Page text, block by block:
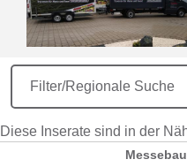
Filter/Regionale Suche
Diese Inserate sind in der